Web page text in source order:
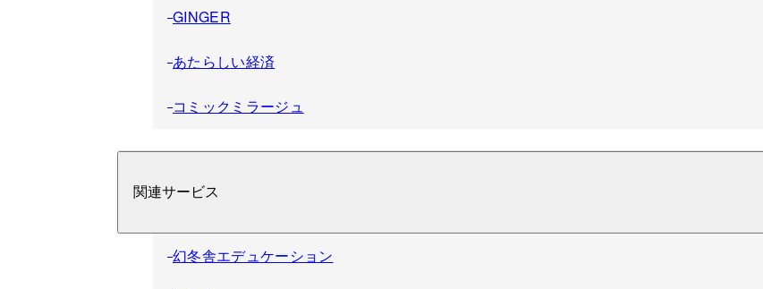
GINGER
あたらしい経済
コミックミラージュ
関連サービス
幻冬舎エデュケーション